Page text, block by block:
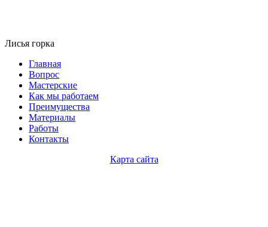
Лисья горка
Главная
Вопрос
Мастерские
Как мы работаем
Преимущества
Материалы
Работы
Контакты
Карта сайта